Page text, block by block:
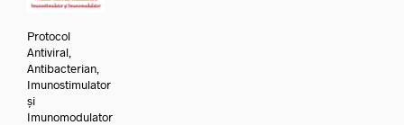
Protocol
Antiviral,
Antibacterian,
Imunostimulator
și
Imunomodulator